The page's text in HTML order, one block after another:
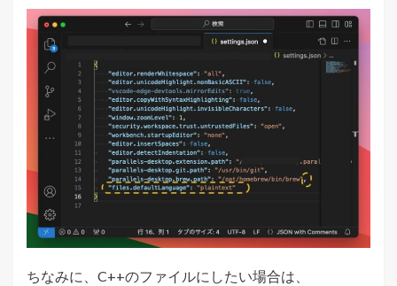
ちなみに、C++のファイルにしたい場合は、